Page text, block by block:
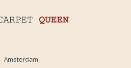
Amsterdam